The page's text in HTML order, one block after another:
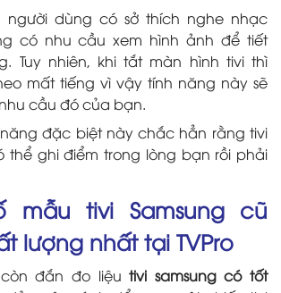
người dùng có sở thích nghe nhạc
có nhu cầu xem hình ảnh để tiết
Tuy nhiên, khi tắt màn hình tivi thì
mất tiếng vì vậy tính năng này sẽ
cầu đó của bạn.
đặc biệt này chắc hẳn rằng tivi
thể ghi điểm trong lòng bạn rồi phải
mẫu tivi Samsung cũ
lượng nhất tại TVPro
đắn đo liệutivi samsung có tốt